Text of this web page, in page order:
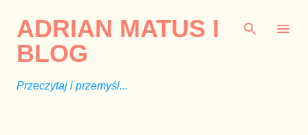
ADRIAN MATUS I
BLOG
Przeczytaj i przemyśl...